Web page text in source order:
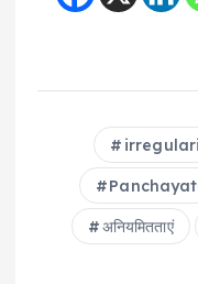
अनियमितताएं